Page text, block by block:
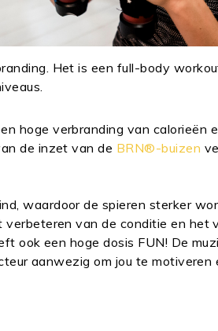
Het is een full-body
hoge verbranding van calorieën
de inzet van de BRN®-buizen
waardoor de spieren sterker
van de conditie en
ook een hoge dosis FUN! De
aanwezig om jou te motiveren